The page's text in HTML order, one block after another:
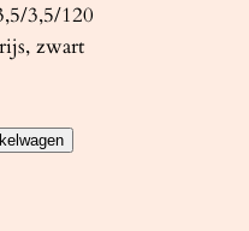
3,5/120
zwart